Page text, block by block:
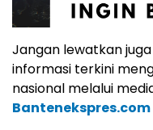
Jangan lewatkan
informasi terkini
nasional melalui
Bantenekspres.com